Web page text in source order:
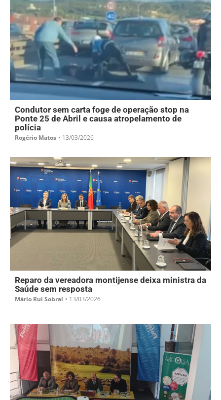
Condutor sem carta foge de operação stop na
Ponte 25 de Abril e causa atropelamento de
polícia
Rogério Matos • 13/03/2026
Reparo da vereadora montijense deixa ministra da
Saúde sem resposta
Mário Rui Sobral • 13/03/2026